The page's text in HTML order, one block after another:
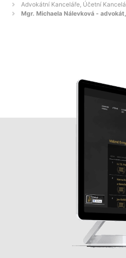
Advokátní Kanceláře, Účetní
Mgr. Michaela Nálevková -